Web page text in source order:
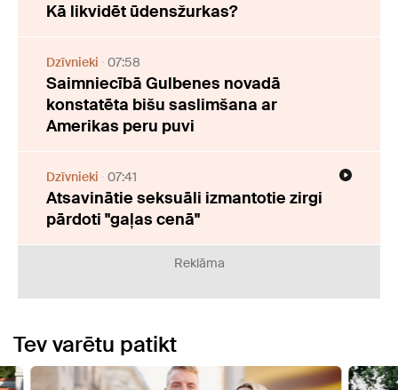
Kā likvidēt ūdensžurkas?
Dzīvnieki 07:58
Saimniecībā Gulbenes novadā
konstatēta bišu saslimšana ar
Amerikas peru puvi
Dzīvnieki 07:41
Atsavinātie seksuāli izmantotie zirgi
pārdoti "gaļas cenā"
Reklāma
Tev varētu patikt